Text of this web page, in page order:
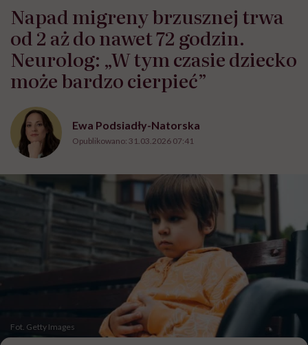
Napad migreny brzusznej trwa
od 2 aż do nawet 72 godzin.
Neurolog: „W tym czasie dziecko
może bardzo cierpieć”
Ewa Podsiadły-Natorska
Opublikowano: 31.03.2026 07:41
Fot. Getty Images